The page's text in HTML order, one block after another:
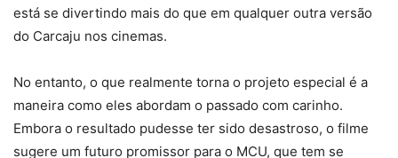
está se divertindo mais do que em qualquer outra versão
do Carcaju nos cinemas.
No entanto, o que realmente torna o projeto especial é a
maneira como eles abordam o passado com carinho.
Embora o resultado pudesse ter sido desastroso, o filme
sugere um futuro promissor para o MCU, que tem se